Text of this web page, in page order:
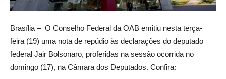
Brasília – O Conselho Federal da OAB emitiu nesta terça-
feira (19) uma nota de repúdio às declarações do deputado
federal Jair Bolsonaro, proferidas na sessão ocorrida no
domingo (17), na Câmara dos Deputados. Confira: